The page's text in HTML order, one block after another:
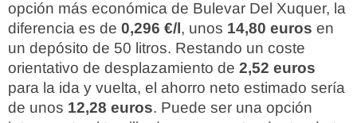
opción más económica de Bulevar Del Xuquer, la
diferencia es de 0,296 €/l, unos 14,80 euros en
un depósito de 50 litros. Restando un coste
orientativo de desplazamiento de 2,52 euros
para la ida y vuelta, el ahorro neto estimado sería
de unos 12,28 euros. Puede ser una opción